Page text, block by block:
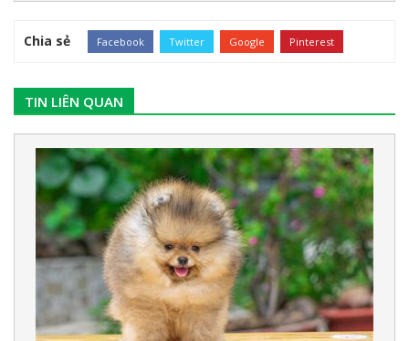
Chia sẻ Facebook Twitter Google Pinterest
TIN LIÊN QUAN